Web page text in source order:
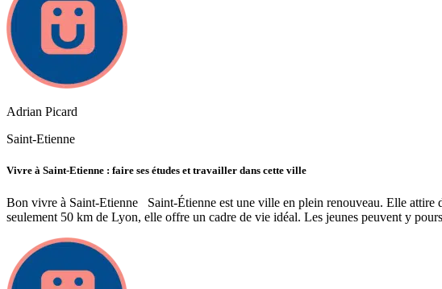
Adrian Picard
Saint-Etienne
Vivre à Saint-Etienne : faire ses études et travailler dans cette ville
Bon vivre à Saint-Etienne Saint-Étienne est une ville en plein renouveau. Elle attire
seulement 50 km de Lyon, elle offre un cadre de vie idéal. Les jeunes peuvent y